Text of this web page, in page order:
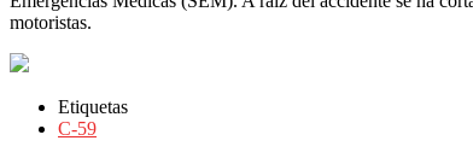
motoristas.
Etiquetas
C-59